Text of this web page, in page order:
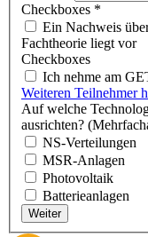
Checkboxes *
Ein Nachweis
Fachtheorie liegt vor
Checkboxes
Ich nehme am
Weiteren Teilnehmer
Auf welche
ausrichten?
NS-Verteilungen
MSR-Anlagen
Photovoltaik
Batterieanlagen
Weiter